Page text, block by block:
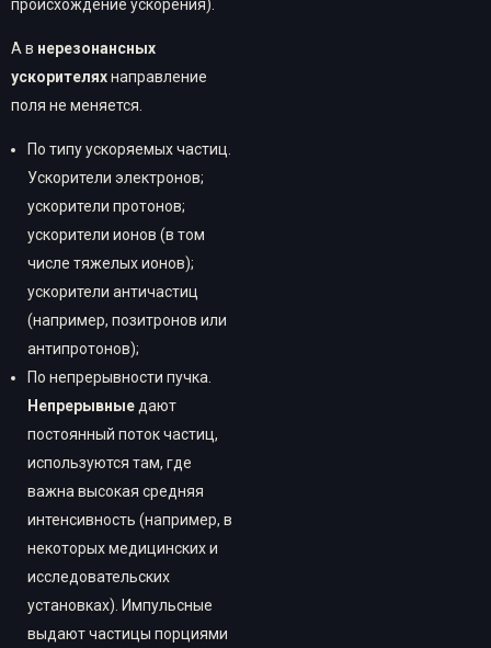
происхождение ускорения).
А в нерезонансных
ускорителяхнаправление
поля не меняется.
По типу ускоряемых частиц.
Ускорители электронов;
ускорители протонов;
ускорители ионов (в том
числе тяжелых ионов);
ускорители античастиц
(например, позитронов или
антипротонов);
По непрерывности пучка.
Непрерывные дают
постоянный поток частиц,
используются там, где
важна высокая средняя
интенсивность (например, в
некоторых медицинских и
исследовательских
установках). Импульсные
выдают частицы порциями